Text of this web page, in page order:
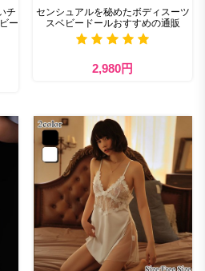
チ
ー
センシュアルを秘めたボディスーツ
スベビードールおすすめの通販
2,980円